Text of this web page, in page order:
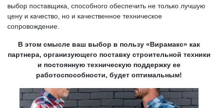
выбор поставщика, способного обеспечить не только лучшую
цену и качество, но и качественное техническое
сопровождение.
В этом смысле ваш выбор в пользу «Вирамакс» как
партнера, организующего поставку строительной техники
и постоянную техническую поддержку ее
работоспособности, будет оптимальным!